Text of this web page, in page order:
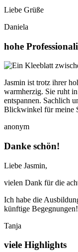
Liebe Grüße
Daniela
hohe
Jasmin ist trotz ihrer
warmherzig. Sie ruht
entspannen. Sachlich
Blickwinkel für meine
anonym
Danke schön!
Liebe Jasmin,
vielen Dank für die
Ich habe die
künftige Begegnungen!
Tanja
viele Highlights